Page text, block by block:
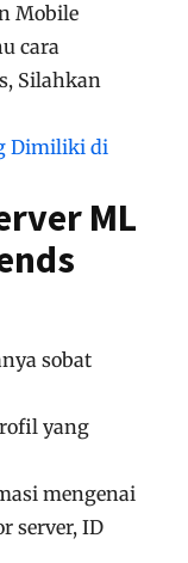
Mobile
cara
Silahkan
Dimiliki di
ML
sobat
yang
mengenai
server, ID